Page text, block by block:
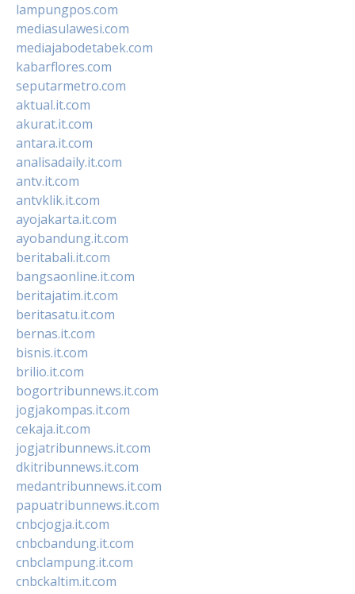
lampungpos.com
mediasulawesi.com
mediajabodetabek.com
kabarflores.com
seputarmetro.com
aktual.it.com
akurat.it.com
antara.it.com
analisadaily.it.com
antv.it.com
antvklik.it.com
ayojakarta.it.com
ayobandung.it.com
beritabali.it.com
bangsaonline.it.com
beritajatim.it.com
beritasatu.it.com
bernas.it.com
bisnis.it.com
brilio.it.com
bogortribunnews.it.com
jogjakompas.it.com
cekaja.it.com
jogjatribunnews.it.com
dkitribunnews.it.com
medantribunnews.it.com
papuatribunnews.it.com
cnbcjogja.it.com
cnbcbandung.it.com
cnbclampung.it.com
cnbckaltim.it.com